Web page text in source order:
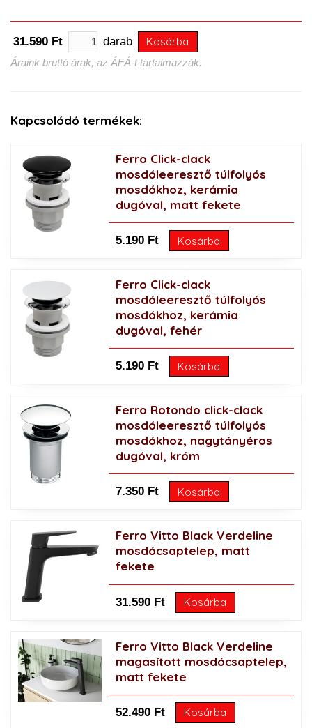
31.590 Ft darab Kosárba
Áraink bruttó árak, az ÁFÁ-t tartalmazzák.
Kapcsolódó termékek:
Ferro Click-clack
mosdóleeresztő túlfolyós
mosdókhoz, kerámia
dugóval, matt fekete
5.190 Ft Kosárba
Ferro Click-clack
mosdóleeresztő túlfolyós
mosdókhoz, kerámia
dugóval, fehér
5.190 Ft Kosárba
Ferro Rotondo click-clack
mosdóleeresztő túlfolyós
mosdókhoz, nagytányéros
dugóval, króm
7.350 Ft Kosárba
Ferro Vitto Black Verdeline
mosdócsaptelep, matt
fekete
31.590 Ft Kosárba
Ferro Vitto Black Verdeline
magasított mosdócsaptelep,
matt fekete
52.490 Ft Kosárba